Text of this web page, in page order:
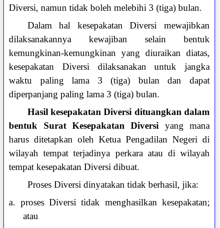
Diversi, namun tidak boleh melebihi 3 (tiga) bulan.
Dalam hal kesepakatan Diversi mewajibkan
dilaksanakannya kewajiban selain bentuk
kemungkinan-kemungkinan yang diuraikan diatas,
kesepakatan Diversi dilaksanakan untuk jangka
waktu paling lama 3 (tiga) bulan dan dapat
diperpanjang paling lama 3 (tiga) bulan.
Hasil kesepakatan Diversi dituangkan dalam
bentuk Surat Kesepakatan Diversi yang mana
harus ditetapkan oleh Ketua Pengadilan Negeri di
wilayah tempat terjadinya perkara atau di wilayah
tempat kesepakatan Diversi dibuat.
Proses Diversi dinyatakan tidak berhasil, jika:
a. proses Diversi tidak menghasilkan kesepakatan;
atau